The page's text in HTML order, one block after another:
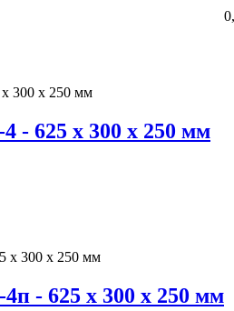
- 625 x 300 x 250 мм
- 625 x 300 x 250 мм